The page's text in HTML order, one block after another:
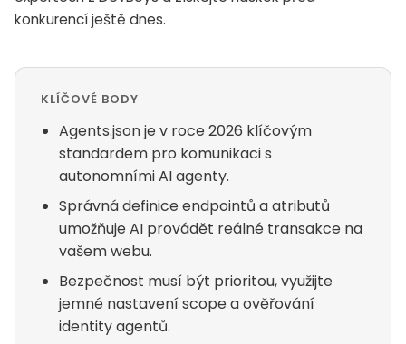
konkurencí ještě dnes.
KLÍČOVÉ BODY
Agents.json je v roce 2026 klíčovým
standardem pro komunikaci s
autonomními AI agenty.
Správná definice endpointů a atributů
umožňuje AI provádět reálné transakce na
vašem webu.
Bezpečnost musí být prioritou, využijte
jemné nastavení scope a ověřování
identity agentů.